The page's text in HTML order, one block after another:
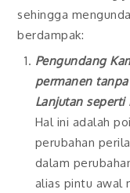
sehingga
berdampak:
Pengundang
permanen
Lanjutan seperti
Hal ini adalah
perubahan
dalam
alias pintu awal